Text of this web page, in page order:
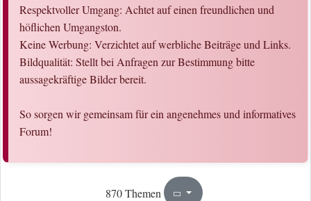
Respektvoller Umgang: Achtet auf einen freundlichen und
höflichen Umgangston.
Keine Werbung: Verzichtet auf werbliche Beiträge und Links.
Bildqualität: Stellt bei Anfragen zur Bestimmung bitte
aussagekräftige Bilder bereit.
So sorgen wir gemeinsam für ein angenehmes und informatives
Forum!
870 Themen Seite1